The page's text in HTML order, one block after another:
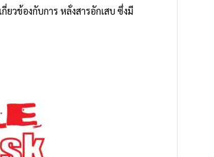
วข้องกับการ หลั่งสารอักเสบ ซึ่งมี